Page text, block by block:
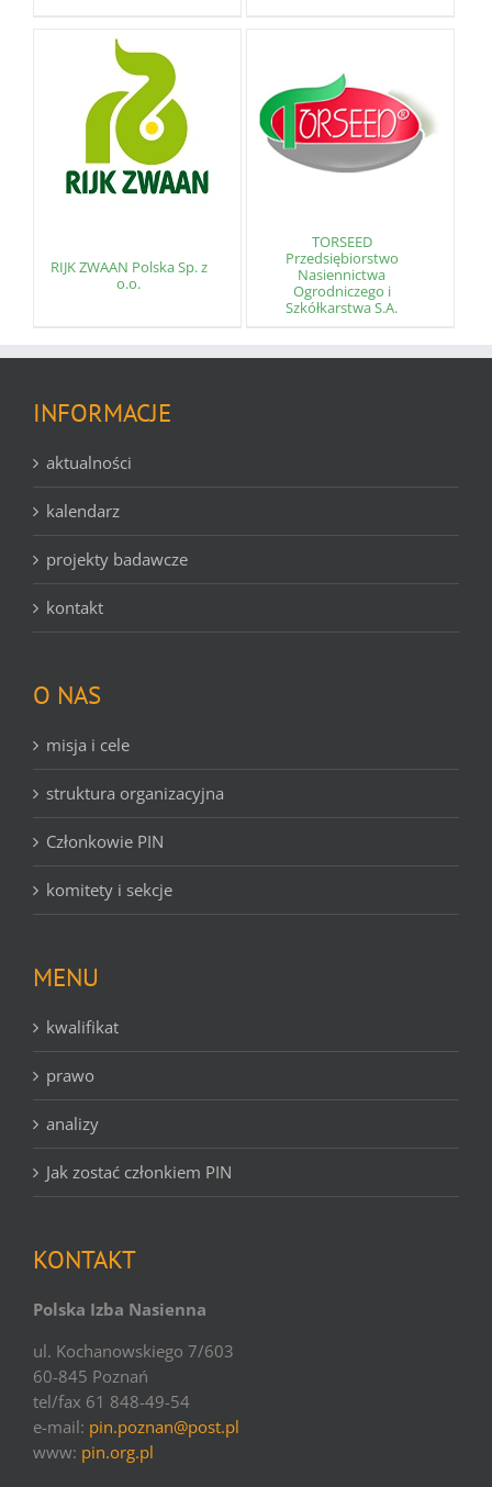
RIJK ZWAAN Polska Sp. z
o.o.
TORSEED
Przedsiębiorstwo
Nasiennictwa
Ogrodniczego i
Szkółkarstwa S.A.
INFORMACJE
aktualności
kalendarz
projekty badawcze
kontakt
O NAS
misja i cele
struktura organizacyjna
Członkowie PIN
komitety i sekcje
MENU
kwalifikat
prawo
analizy
Jak zostać członkiem PIN
KONTAKT
Polska Izba Nasienna
ul. Kochanowskiego 7/603
60-845 Poznań
tel/fax 61 848-49-54
e-mail: pin.poznan@post.pl
www: pin.org.pl